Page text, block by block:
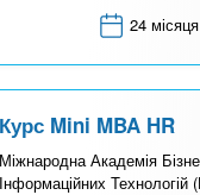
24 місяця
Курс Mini MBA HR
Міжнародна Академія
Інформаційних